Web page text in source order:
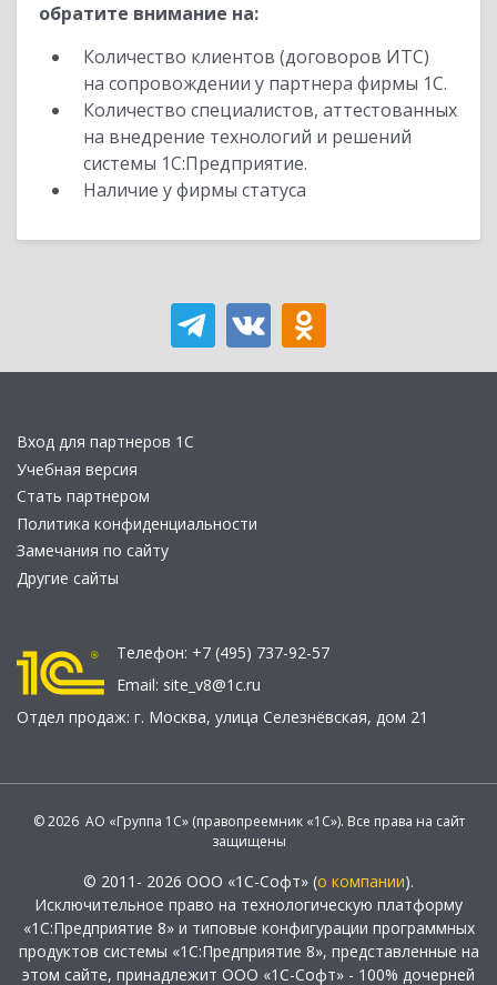
обратите внимание на:
Количество клиентов (договоров ИТС)
на сопровождении у партнера фирмы 1С.
Количество специалистов, аттестованных
на внедрение технологий и решений
системы 1С:Предприятие.
Наличие у фирмы статуса
Вход для партнеров 1С
Учебная версия
Стать партнером
Политика конфиденциальности
Замечания по сайту
Другие сайты
Телефон: +7 (495) 737-92-57
Email: site_v8@1c.ru
Отдел продаж: г. Москва, улица Селезнёвская, дом 21
© 2026 АО «Группа 1С» (правопреемник «1С»). Все права на сайт
защищены
© 2011- 2026 ООО «1С-Софт» (о компании).
Исключительное право на технологическую платформу
«1С:Предприятие 8» и типовые конфигурации программных
продуктов системы «1С:Предприятие 8», представленные на
этом сайте, принадлежит ООО «1С-Софт» - 100% дочерней